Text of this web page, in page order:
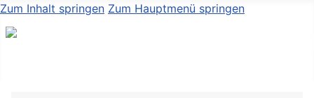
Zum Inhalt springen Zum Hauptmenü springen